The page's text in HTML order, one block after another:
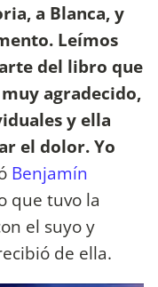
a Blanca, y
Leímos
del libro que
agradecido,
y ella
el dolor. Yo
Benjamín
que tuvo la
el suyo y
de ella.